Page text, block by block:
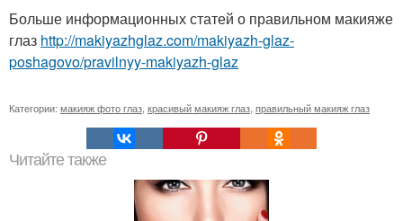
Больше информационных статей о правильном макияже
глаз http://makiyazhglaz.com/makiyazh-glaz-
poshagovo/pravilnyy-makiyazh-glaz
Категории: макияж фото глаз, красивый макияж глаз, правильный макияж глаз
Читайте также